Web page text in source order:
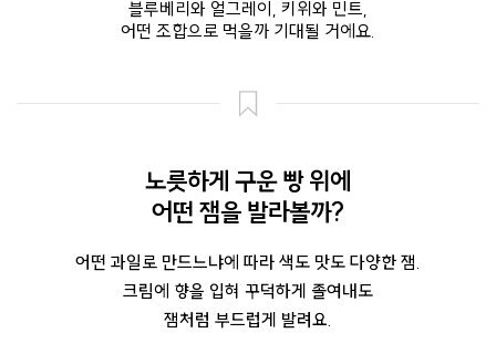
블루베리와 얼그레이, 키위와 민트,
어떤 조합으로 먹을까 기대될 거에요.
노릇하게 구운 빵 위에
어떤 잼을 발라볼까?
어떤 과일로 만드느냐에 따라 색도 맛도 다양한 잼.
크림에 향을 입혀 꾸덕하게 졸여내도
잼처럼 부드럽게 발려요.